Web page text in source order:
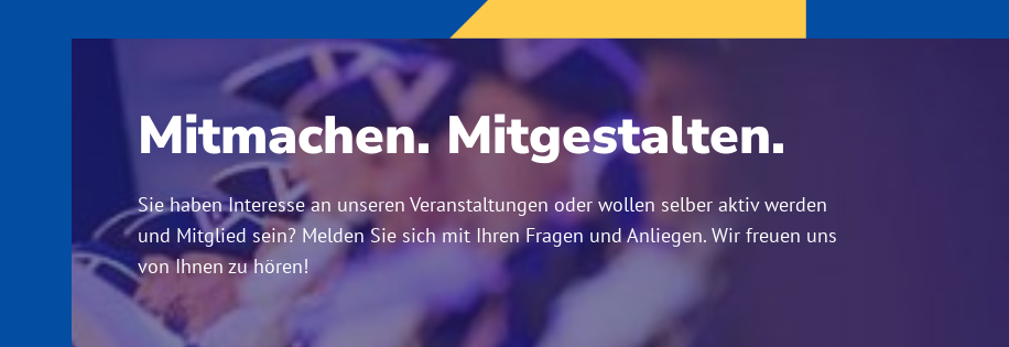
Mitmachen. Mitgestalten.
Sie haben Interesse an unseren Veranstaltungen oder wollen selber aktiv werden
und Mitglied sein? Melden Sie sich mit Ihren Fragen und Anliegen. Wir freuen uns
von Ihnen zu hören!